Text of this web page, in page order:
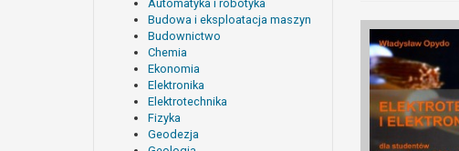
Automatyka i robotyka
Budowa i eksploatacja maszyn
Budownictwo
Chemia
Ekonomia
Elektronika
Elektrotechnika
Fizyka
Geodezja